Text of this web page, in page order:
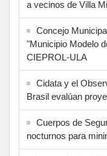
a vecinos de Villa
Concejo
"Municipio Modelo
CIEPROL-ULA
Cidata y el
Brasil evalúan
Cuerpos de
nocturnos para